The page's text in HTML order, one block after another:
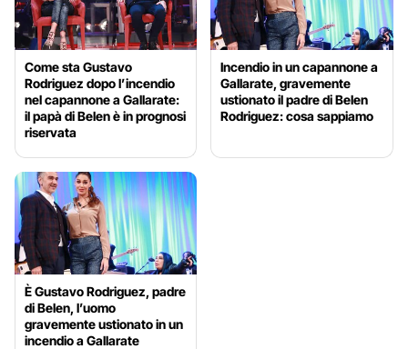
Come sta Gustavo
Rodriguez dopo l’incendio
nel capannone a Gallarate:
il papà di Belen è in prognosi
riservata
Incendio in un capannone a
Gallarate, gravemente
ustionato il padre di Belen
Rodriguez: cosa sappiamo
È Gustavo Rodriguez, padre
di Belen, l’uomo
gravemente ustionato in un
incendio a Gallarate